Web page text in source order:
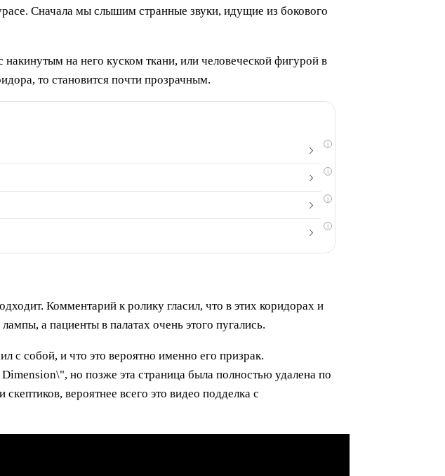
Сначала мы слышим странные звуки, идущие из бокового
на него куском ткани, или человеческой фигурой в
то становится почти прозрачным.
i
i
i
i
Комментарий к ролику гласил, что в этих коридорах и
а пациенты в палатах очень этого пугались.
с собой, и что это вероятно именно его призрак.
но позже эта страница была полностью удалена по
вероятнее всего это видео подделка с